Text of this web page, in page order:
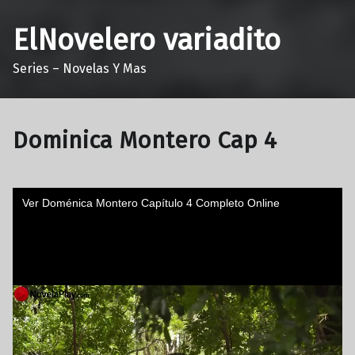
ElNovelero variadito
Series – Novelas Y Mas
Dominica Montero Cap 4